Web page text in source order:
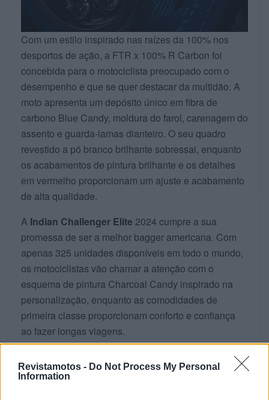
Revistamotos - Do Not Process My Personal
Information
Com um estilo inspirado nas raízes da 100% nos
desportos de ação, a FTR x 100% R Carbon foi
concebida para o motociclista preocupado com o
desempenho e que se quer destacar da multidão. A
moto apresenta um depósito único em fibra de
carbono Blue Candy, moldura do farol, carenagem do
assento e guarda-lamas dianteiro. O seu quadro
revestido a pó branco brilhante sobressai, enquanto
os acabamentos de pintura brilhante e os detalhes
em vermelho proporcionam um ajuste e acabamento
de alta qualidade.
A Indian Challenger Elite 2024 cumpre a sua
promessa de ser a melhor bagger americana. Com
apenas 325 unidades disponíveis em todo o mundo,
os motociclistas vão chamar a atenção com o
esquema de pintura Charcoal Candy inspirado na
personalização, enquanto as comodidades de
primeira classe proporcionam conforto e confiança
ao fazer longas viagens.